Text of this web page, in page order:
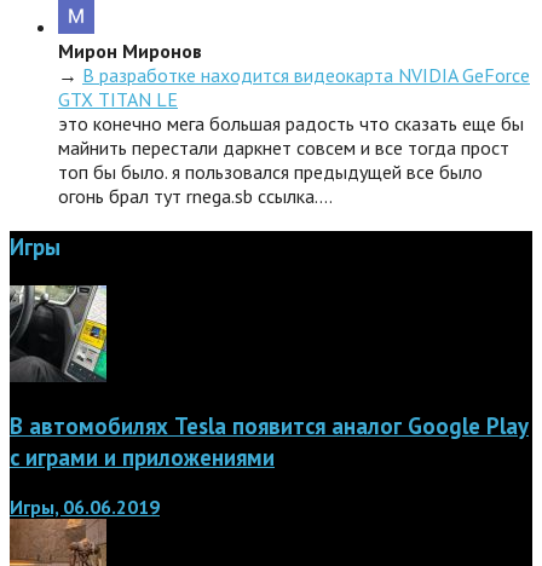
Мирон Миронов
→ В разработке находится видеокарта NVIDIA GeForce
GTX TITAN LE
это конечно мега большая радость что сказать еще бы
майнить перестали даркнет совсем и все тогда прост
топ бы было. я пользовался предыдущей все было
огонь брал тут rnega.sb ссылка.…
Игры
В автомобилях Tesla появится аналог Google Play
с играми и приложениями
Игры, 06.06.2019